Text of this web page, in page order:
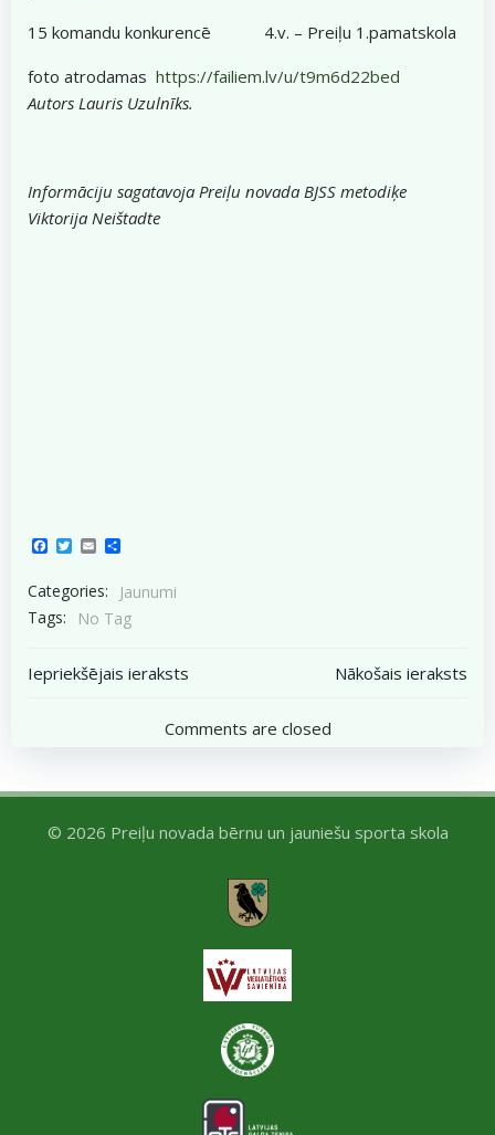
15 komandu konkurencē 4.v. – Preiļu 1.pamatskola
foto atrodamas https://failiem.lv/u/t9m6d22bed
Autors Lauris Uzulnīks.
Informāciju sagatavoja Preiļu novada BJSS metodiķe
Viktorija Neištadte
Facebook
Twitter
Email
Categories:
Jaunumi
Tags:
No Tag
Post
navigation
Iepriekšējais ieraksts
navigation
Nākošais ieraksts
Comments are closed
© 2026 Preiļu novada bērnu un jauniešu sporta skola